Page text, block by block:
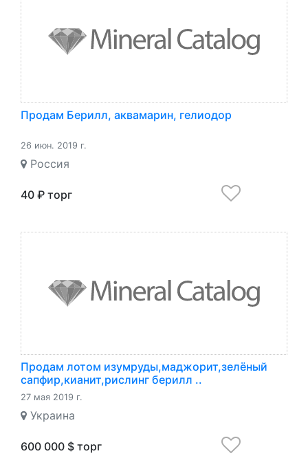
Продам Берилл, аквамарин, гелиодор
26 июн. 2019 г.
Россия
40 ₽ торг
Продам лотом изумруды,маджорит,зелёный
сапфир,кианит,рислинг берилл ..
27 мая 2019 г.
Украина
600 000 $ торг